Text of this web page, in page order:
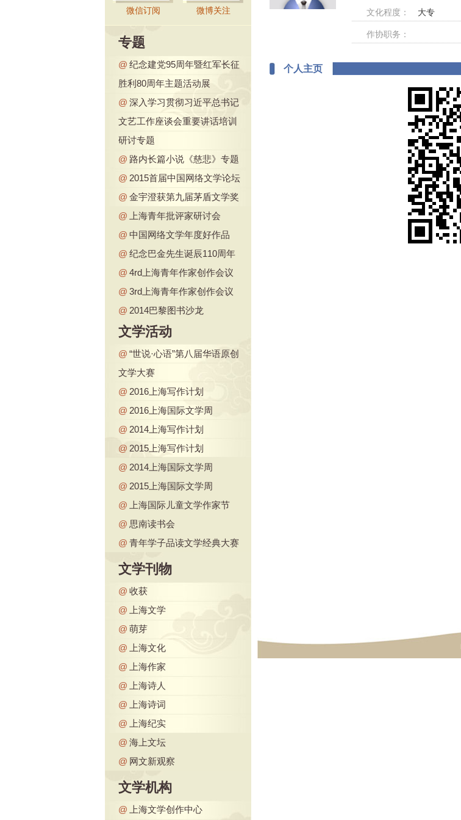
微信订阅 微博关注
专题
@ 纪念建党95周年暨红军长征
胜利80周年主题活动展
@ 深入学习贯彻习近平总书记
文艺工作座谈会重要讲话培训
研讨专题
@ 路内长篇小说《慈悲》专题
@ 2015首届中国网络文学论坛
@ 金宇澄获第九届茅盾文学奖
@
上海青年批评家研讨会
@ 中国网络文学年度好作品
@ 纪念巴金先生诞辰110周年
@ 4rd上海青年作家创作会议
@ 3rd上海青年作家创作会议
@ 2014巴黎图书沙龙
文学活动
@ “世说·心语”第八届华语原创
文学大赛
@ 2016上海写作计划
@ 2016上海国际文学周
@ 2014上海写作计划
@ 2015上海写作计划
@ 2014上海国际文学周
@ 2015上海国际文学周
@
上海国际儿童文学作家节
@ 思南读书会
@ 青年学子品读文学经典大赛
文学刊物
@ 收获
@
上海文学
@ 萌芽
@
上海文化
@
上海作家
@
上海诗人
@
上海诗词
@
上海纪实
@ 海上文坛
@ 网文新观察
文学机构
@ 上海文学创作中心
文化程度： 大专
作协职务：
个人主页